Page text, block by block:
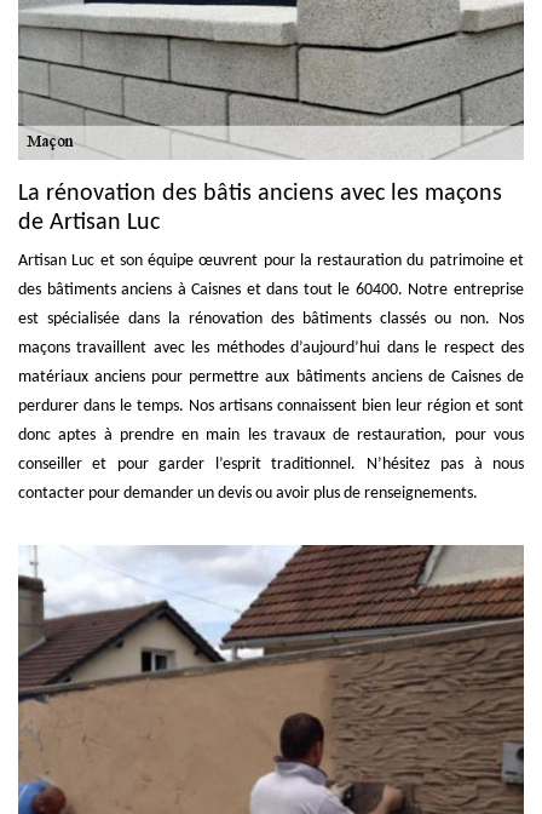
La rénovation des bâtis anciens avec les maçons
de Artisan Luc
Artisan Luc et son équipe œuvrent pour la restauration du patrimoine et
des bâtiments anciens à Caisnes et dans tout le 60400. Notre entreprise
est spécialisée dans la rénovation des bâtiments classés ou non. Nos
maçons travaillent avec les méthodes d’aujourd’hui dans le respect des
matériaux anciens pour permettre aux bâtiments anciens de Caisnes de
perdurer dans le temps. Nos artisans connaissent bien leur région et sont
donc aptes à prendre en main les travaux de restauration, pour vous
conseiller et pour garder l’esprit traditionnel. N’hésitez pas à nous
contacter pour demander un devis ou avoir plus de renseignements.